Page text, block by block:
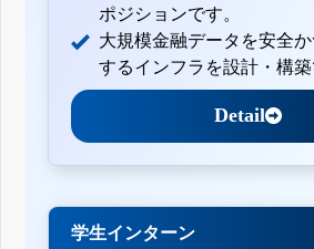
ポジションです。
大規模金融データを安全
するインフラを設計・構築
Detail
学生インターン